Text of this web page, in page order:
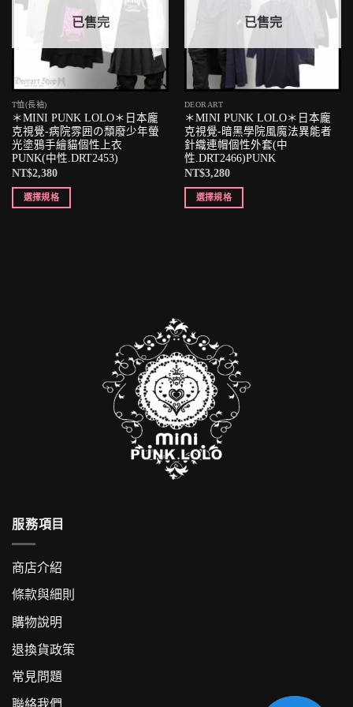
已售完
T恤(長袖)
＊MINI PUNK LOLO＊日本龐
克視覺-病院雰囲の頹廢少年螢
光塗鴉手繪貓個性上衣
PUNK(中性.DRT2453)
NT$2,380
選擇規格
已售完
DEORART
＊MINI PUNK LOLO＊日本龐
克視覺-暗黑學院風魔法異能者
針織連帽個性外套(中
性.DRT2466)PUNK
NT$3,280
選擇規格
服務項目
商店介紹
條款與細則
購物說明
退換貨政策
常見問題
聯絡我們